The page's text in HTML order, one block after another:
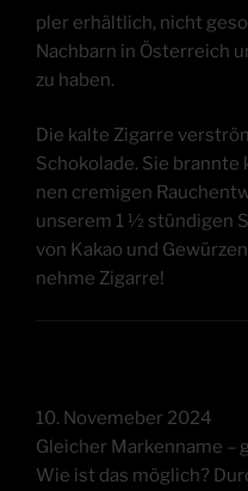
pler erhält­lich, nicht
Nach­barn in Öster­reich
zu haben.
Die kal­te Zigar­re
Scho­ko­la­de. Sie
nen cre­mi­gen
unse­rem 1 ½ stün­di­gen
von Kakao und
neh­me Zigarre!
10. Novem­eber 2024
Glei­cher Mar­ken­na­me –
Wie ist das mög­lich?